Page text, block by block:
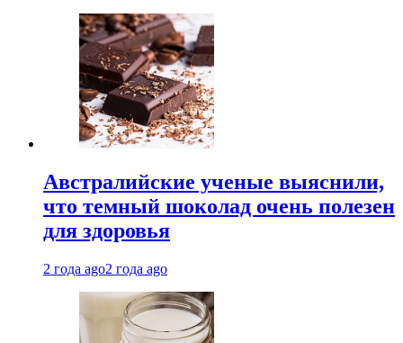
Австралийские ученые выяснили,
что темный шоколад очень полезен
для здоровья
2 года ago2 года ago